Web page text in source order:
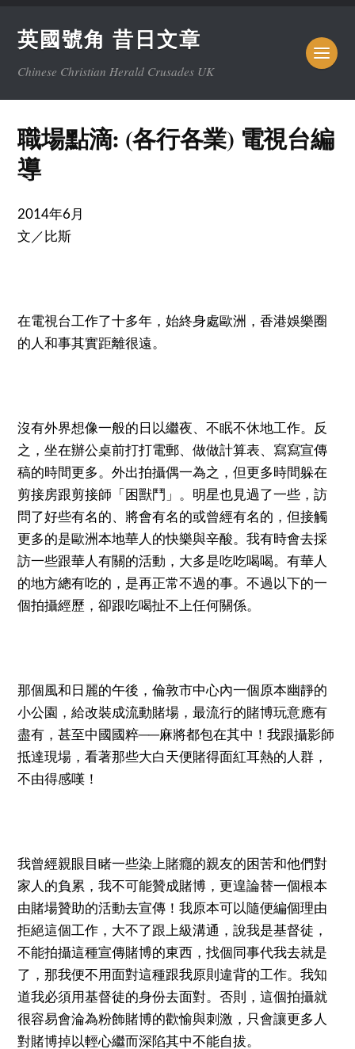
英國號角 昔日文章
Chinese Christian Herald Crusades UK
職場點滴: (各行各業) 電視台編
導
2014年6月
文／比斯
在電視台工作了十多年，始終身處歐洲，香港娛樂圈
的人和事其實距離很遠。
沒有外界想像一般的日以繼夜、不眠不休地工作。反
之，坐在辦公桌前打打電郵、做做計算表、寫寫宣傳
稿的時間更多。外出拍攝偶一為之，但更多時間躲在
剪接房跟剪接師「困獸鬥」。明星也見過了一些，訪
問了好些有名的、將會有名的或曾經有名的，但接觸
更多的是歐洲本地華人的快樂與辛酸。我有時會去採
訪一些跟華人有關的活動，大多是吃吃喝喝。有華人
的地方總有吃的，是再正常不過的事。不過以下的一
個拍攝經歷，卻跟吃喝扯不上任何關係。
那個風和日麗的午後，倫敦市中心內一個原本幽靜的
小公園，給改裝成流動賭場，最流行的賭博玩意應有
盡有，甚至中國國粹──麻將都包在其中！我跟攝影師
抵達現場，看著那些大白天便賭得面紅耳熱的人群，
不由得感嘆！
我曾經親眼目睹一些染上賭癮的親友的困苦和他們對
家人的負累，我不可能贊成賭博，更遑論替一個根本
由賭場贊助的活動去宣傳！我原本可以隨便編個理由
拒絕這個工作，大不了跟上級溝通，說我是基督徒，
不能拍攝這種宣傳賭博的東西，找個同事代我去就是
了，那我便不用面對這種跟我原則違背的工作。我知
道我必須用基督徒的身份去面對。否則，這個拍攝就
很容易會淪為粉飾賭博的歡愉與刺激，只會讓更多人
對賭博掉以輕心繼而深陷其中不能自拔。